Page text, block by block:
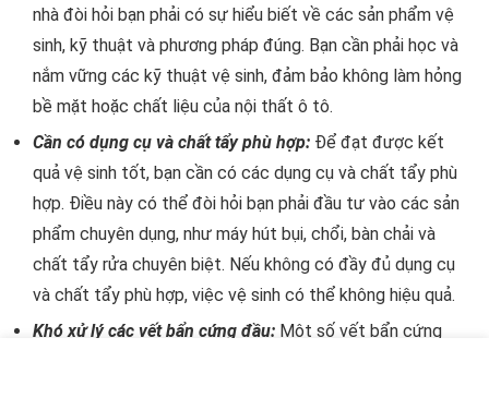
nhà đòi hỏi bạn phải có sự hiểu biết về các sản phẩm vệ
sinh, kỹ thuật và phương pháp đúng. Bạn cần phải học và
nắm vững các kỹ thuật vệ sinh, đảm bảo không làm hỏng
bề mặt hoặc chất liệu của nội thất ô tô.
Cần có dụng cụ và chất tẩy phù hợp: Để đạt được kết
quả vệ sinh tốt, bạn cần có các dụng cụ và chất tẩy phù
hợp. Điều này có thể đòi hỏi bạn phải đầu tư vào các sản
phẩm chuyên dụng, như máy hút bụi, chổi, bàn chải và
chất tẩy rửa chuyên biệt. Nếu không có đầy đủ dụng cụ
và chất tẩy phù hợp, việc vệ sinh có thể không hiệu quả.
Khó xử lý các vết bẩn cứng đầu: Một số vết bẩn cứng